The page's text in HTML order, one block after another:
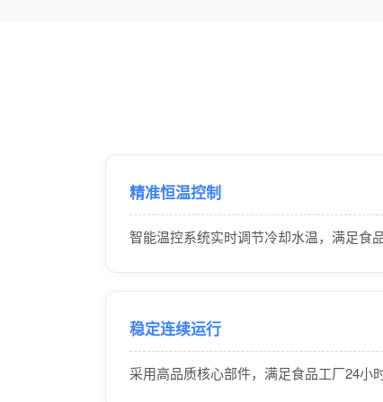
精准恒温控制
智能温控系统实时调节冷却水温，满足食
稳定连续运行
采用高品质核心部件，满足食品工厂24小